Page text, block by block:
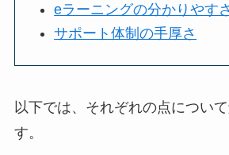
eラーニングの分かりやすさ
サポート体制の手厚さ
以下では、それぞれの点につい
す。